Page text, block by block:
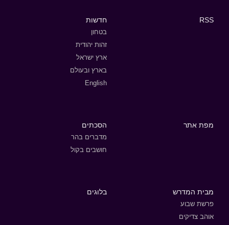
RSS חדשות
בטחון
זהות יהודית
ארץ ישראל
בארץ ובעולם
English
מפת אתר הסכתים
מדברים בהר
חושבים בקול
מבית המדרש
פרשת שבוע
אוהב צדיקים
בלוגים